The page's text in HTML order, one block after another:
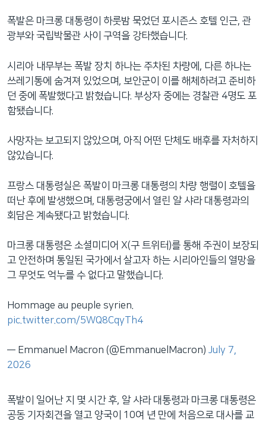
폭발은 마크롱 대통령이 하룻밤 묵었던 포시즌스 호텔 인근, 관
광부와 국립박물관 사이 구역을 강타했습니다.
시리아 내무부는 폭발 장치 하나는 주차된 차량에, 다른 하나는
쓰레기통에 숨겨져 있었으며, 보안군이 이를 해체하려고 준비하
던 중에 폭발했다고 밝혔습니다. 부상자 중에는 경찰관 4명도 포
함됐습니다.
사망자는 보고되지 않았으며, 아직 어떤 단체도 배후를 자처하지
않았습니다.
프랑스 대통령실은 폭발이 마크롱 대통령의 차량 행렬이 호텔을
떠난 후에 발생했으며, 대통령궁에서 열린 알 샤라 대통령과의
회담은 계속됐다고 밝혔습니다.
마크롱 대통령은 소셜미디어 X(구 트위터)를 통해 주권이 보장되
고 안전하며 통일된 국가에서 살고자 하는 시리아인들의 열망을
그 무엇도 억누를 수 없다고 말했습니다.
Hommage au peuple syrien.
pic.twitter.com/5WQ8CqyTh4
— Emmanuel Macron (@EmmanuelMacron) July 7,
2026
폭발이 일어난 지 몇 시간 후, 알 샤라 대통령과 마크롱 대통령은
공동 기자회견을 열고 양국이 10여 년 만에 처음으로 대사를 교